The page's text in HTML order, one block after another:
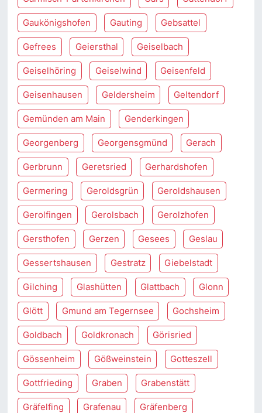
Gaukönigshofen Gauting Gebsattel
Gefrees Geiersthal Geiselbach
Geiselhöring Geiselwind Geisenfeld
Geisenhausen Geldersheim Geltendorf
Gemünden am Main Genderkingen
Georgenberg Georgensgmünd Gerach
Gerbrunn Geretsried Gerhardshofen
Germering Geroldsgrün Geroldshausen
Gerolfingen Gerolsbach Gerolzhofen
Gersthofen Gerzen Gesees Geslau
Gessertshausen Gestratz Giebelstadt
Gilching Glashütten Glattbach Glonn
Glött Gmund am Tegernsee Gochsheim
Goldbach Goldkronach Görisried
Gössenheim Gößweinstein Gotteszell
Gottfrieding Graben Grabenstätt
Gräfelfing Grafenau Gräfenberg